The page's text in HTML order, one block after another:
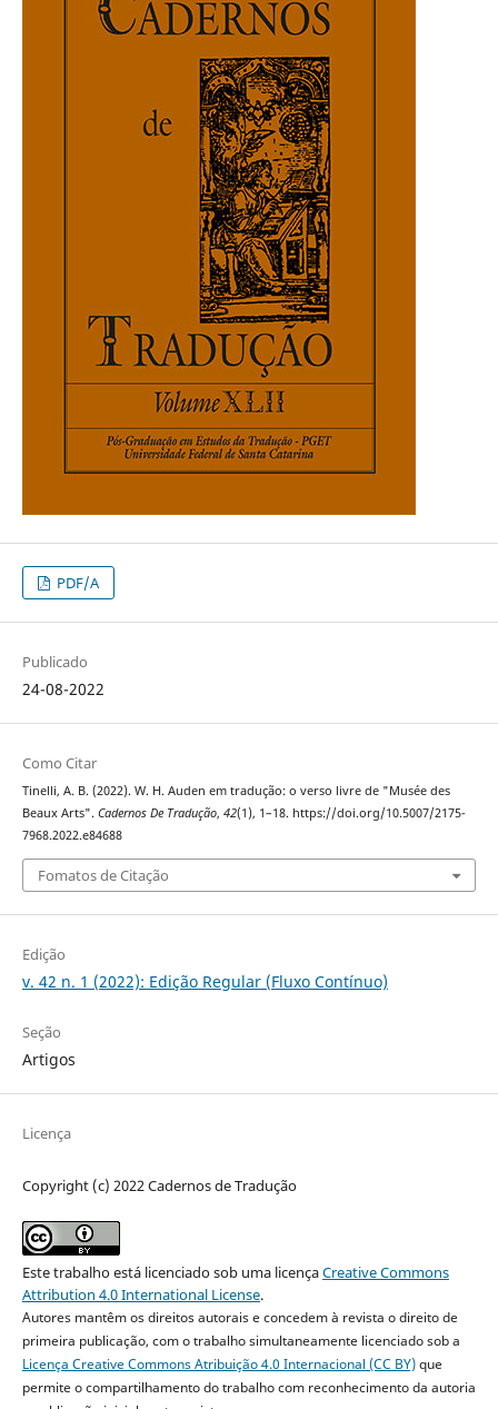
PDF/A
Publicado
24-08-2022
Como Citar
Tinelli, A. B. (2022). W. H. Auden em tradução: o verso livre de "Musée des
Beaux Arts". Cadernos De Tradução, 42(1), 1–18. https://doi.org/10.5007/2175-
7968.2022.e84688
Fomatos de Citação
Edição
v. 42 n. 1 (2022): Edição Regular (Fluxo Contínuo)
Seção
Artigos
Licença
Copyright (c) 2022 Cadernos de Tradução
Este trabalho está licenciado sob uma licençaCreative Commons
Attribution 4.0 International License.
Autores mantêm os direitos autorais e concedem à revista o direito de
primeira publicação, com o trabalho simultaneamente licenciado sob a
Licença Creative Commons Atribuição 4.0 Internacional (CC BY)que
permite o compartilhamento do trabalho com reconhecimento da autoria